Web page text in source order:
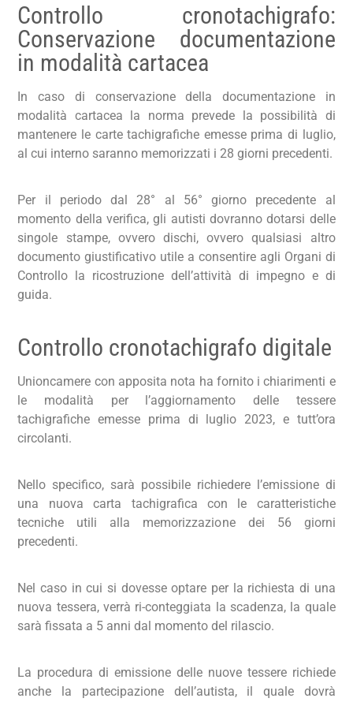
Controllo cronotachigrafo:
Conservazione documentazione
in modalità cartacea
In caso di conservazione della documentazione in
modalità cartacea la norma prevede la possibilità di
mantenere le carte tachigrafiche emesse prima di luglio,
al cui interno saranno memorizzati i 28 giorni precedenti.
Per il periodo dal 28° al 56° giorno precedente al
momento della verifica, gli autisti dovranno dotarsi delle
singole stampe, ovvero dischi, ovvero qualsiasi altro
documento giustificativo utile a consentire agli Organi di
Controllo la ricostruzione dell’attività di impegno e di
guida.
Controllo cronotachigrafo digitale
Unioncamere con apposita nota ha fornito i chiarimenti e
le modalità per l’aggiornamento delle tessere
tachigrafiche emesse prima di luglio 2023, e tutt’ora
circolanti.
Nello specifico, sarà possibile richiedere l’emissione di
una nuova carta tachigrafica con le caratteristiche
tecniche utili alla memorizzazione dei 56 giorni
precedenti.
Nel caso in cui si dovesse optare per la richiesta di una
nuova tessera, verrà ri-conteggiata la scadenza, la quale
sarà fissata a 5 anni dal momento del rilascio.
La procedura di emissione delle nuove tessere richiede
anche la partecipazione dell’autista, il quale dovrà